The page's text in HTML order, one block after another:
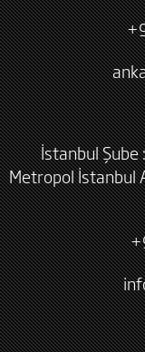
İstanbul Şube
Metropol İstanbul